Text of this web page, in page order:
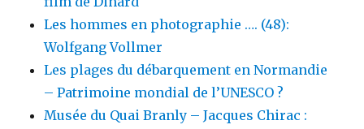
Les hommes en photographie …. (48):
Wolfgang Vollmer
Les plages du débarquement en Normandie
– Patrimoine mondial de l’UNESCO ?
Musée du Quai Branly – Jacques Chirac :